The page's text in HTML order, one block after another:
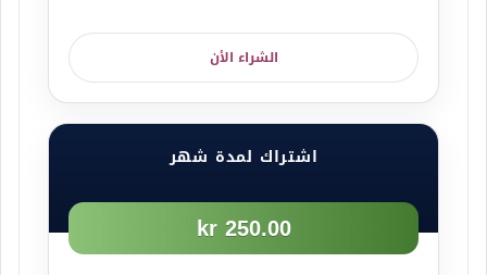
الشراء الأن
اشتراك لمدة شهر
250.00 kr